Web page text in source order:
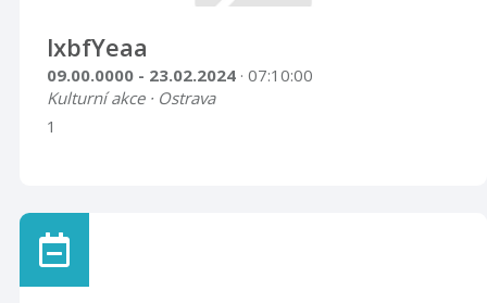
lxbfYeaa
09.00.0000 - 23.02.2024 · 07:10:00
Kulturní akce · Ostrava
1